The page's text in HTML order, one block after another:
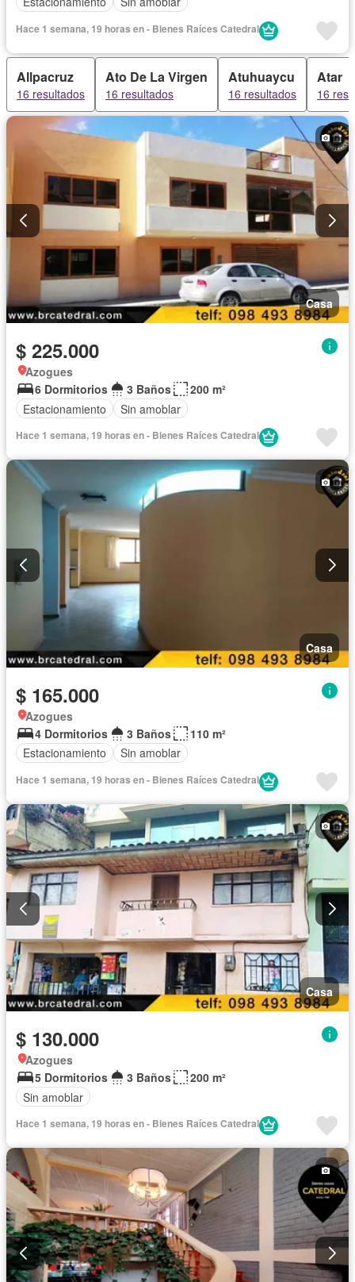
Hace 1 semana, 19 horas en - Bienes Raíces Catedral
Allpacruz
16 resultados
Ato De La Virgen
16 resultados
Atuhuaycu
16 resultados
Atar
16
Casa
$ 225.000
Azogues
6 Dormitorios
3 Baños
200 m²
Estacionamiento
Sin amoblar
Hace 1 semana, 19 horas en - Bienes Raíces Catedral
Casa
$ 165.000
Azogues
4 Dormitorios
3 Baños
110 m²
Estacionamiento
Sin amoblar
Hace 1 semana, 19 horas en - Bienes Raíces Catedral
Casa
$ 130.000
Azogues
5 Dormitorios
3 Baños
200 m²
Sin amoblar
Hace 1 semana, 19 horas en - Bienes Raíces Catedral